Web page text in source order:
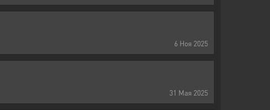
6 Ноя 2025
31 Мая 2025